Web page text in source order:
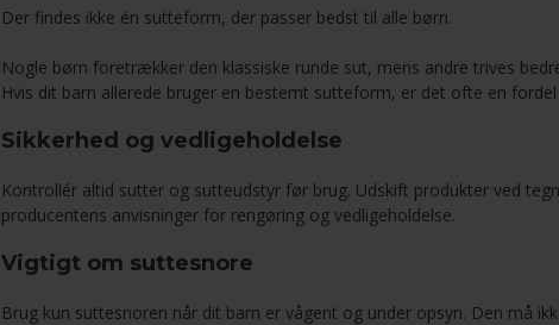
Der findes ikke én sutteform, der passer bedst til alle børn.
Nogle børn foretrækker den klassiske runde sut, mens andre trives
Hvis dit barn allerede bruger en bestemt sutteform, er det ofte en
Sikkerhed og vedligeholdelse
Kontrollér altid sutter og sutteudstyr før brug. Udskift produkter ved
producentens anvisninger for rengøring og vedligeholdelse.
Vigtigt om suttesnore
Brug kun suttesnoren når dit barn er vågent og under opsyn. Den må